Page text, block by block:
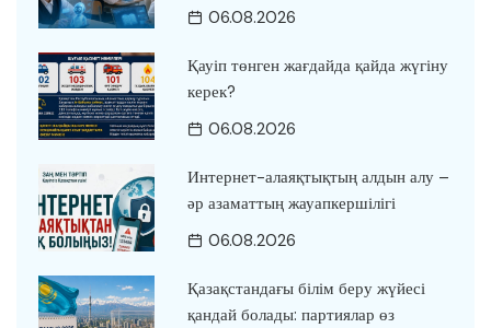
06.08.2026
Қауіп төнген жағдайда қайда жүгіну
керек?
06.08.2026
Интернет-алаяқтықтың алдын алу –
әр азаматтың жауапкершілігі
06.08.2026
Қазақстандағы білім беру жүйесі
қандай болады: партиялар өз